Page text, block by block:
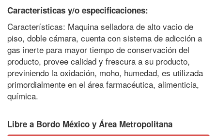
Características y/o especificaciones:
Características: Maquina selladora de alto vacio de
piso, doble cámara, cuenta con sistema de adicción a
gas inerte para mayor tiempo de conservación del
producto, provee calidad y frescura a su producto,
previniendo la oxidación, moho, humedad, es utilizada
primordialmente en el área farmacéutica, alimenticia,
química.
Libre a Bordo México y Área Metropolitana